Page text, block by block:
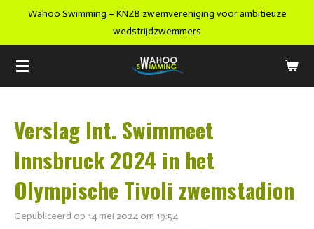
de
hoofdinhoud
Wahoo Swimming – KNZB zwemvereniging voor ambitieuze
wedstrijdzwemmers
Verslag Int. Swimmeet
Innsbruck 2024 in het
Olympische Tivoli zwemstadion
Gepubliceerd op 14 mei 2024 om 19:54